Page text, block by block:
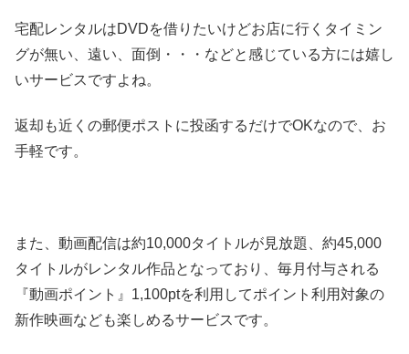
宅配レンタルはDVDを借りたいけどお店に行くタイミン
グが無い、遠い、面倒・・・などと感じている方には嬉し
いサービスですよね。
返却も近くの郵便ポストに投函するだけでOKなので、お
手軽です。
また、動画配信は約10,000タイトルが見放題、約45,000
タイトルがレンタル作品となっており、毎月付与される
『動画ポイント』1,100ptを利用してポイント利用対象の
新作映画なども楽しめるサービスです。